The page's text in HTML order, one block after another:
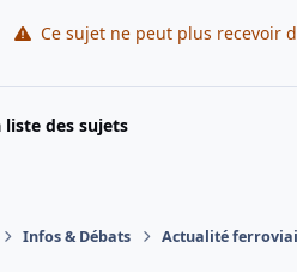
Ce sujet ne peut plus recevoir
liste des sujets
Infos & Débats Actualité